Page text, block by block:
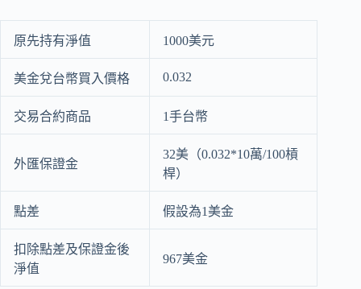
原先持有淨值 1000美元
美金兌台幣買入價格 0.032
交易合約商品 1手台幣
外匯保證金
32美（0.032*10萬/100槓
桿）
點差 假設為1美金
扣除點差及保證金後
淨值
967美金